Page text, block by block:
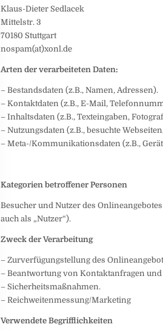
Klaus-Dieter Sedlacek
Mittelstr. 3
70180 Stuttgart
nospam(at)xonl.de
Arten der verarbeiteten Daten:
– Bestandsdaten (z.B., Namen, Adressen).
– Kontaktdaten (z.B., E-Mail,
– Inhaltsdaten (z.B., Texteingaben,
– Nutzungsdaten (z.B., besuchte
– Meta-/Kommunikationsdaten (z.B.,
Kategorien betroffener Personen
Besucher und Nutzer des
auch als „Nutzer“).
Zweck der Verarbeitung
– Zurverfügungstellung des
– Beantwortung von Kontaktanfragen
– Sicherheitsmaßnahmen.
– Reichweitenmessung/Marketing
Verwendete Begrifflichkeiten